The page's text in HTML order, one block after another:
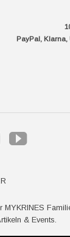
PayPal, Klarna,
MYKRINES
& Events.